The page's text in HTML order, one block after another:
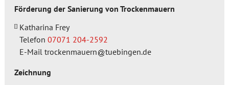
Förderung der Sanierung von Trockenmauern
Katharina Frey
Telefon 07071 204-2592
E-Mail trockenmauern
tuebingen.de
Zeichnung